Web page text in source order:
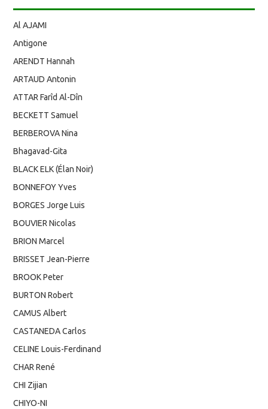
Al AJAMI
Antigone
ARENDT Hannah
ARTAUD Antonin
ATTAR Farîd Al-Dîn
BECKETT Samuel
BERBEROVA Nina
Bhagavad-Gita
BLACK ELK (Élan Noir)
BONNEFOY Yves
BORGES Jorge Luis
BOUVIER Nicolas
BRION Marcel
BRISSET Jean-Pierre
BROOK Peter
BURTON Robert
CAMUS Albert
CASTANEDA Carlos
CELINE Louis-Ferdinand
CHAR René
CHI Zijian
CHIYO-NI